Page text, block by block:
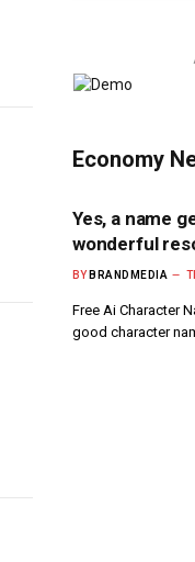
Economy
Yes, a name
wonderful
BY BRANDMEDIA
Free Ai Character
good character